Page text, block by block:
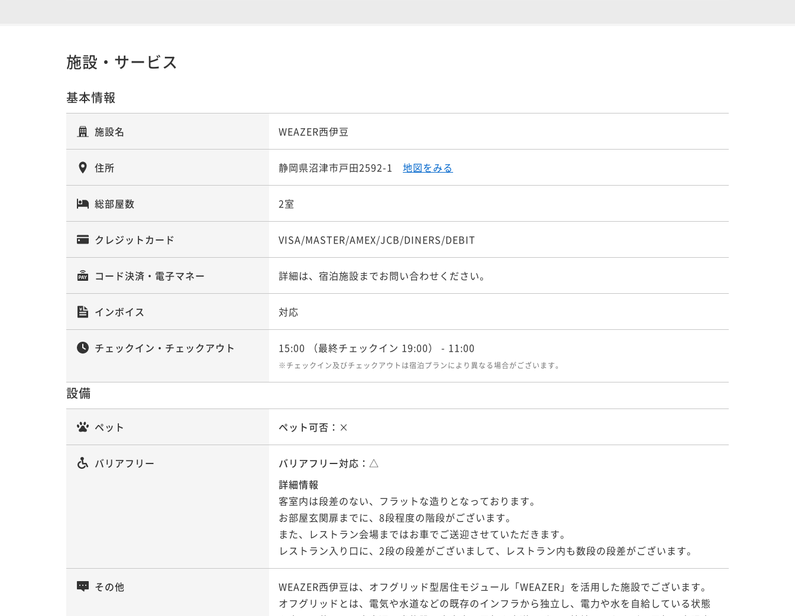
施設・サービス
基本情報
施設名 WEAZER西伊豆
住所 静岡県沼津市戸田2592-1 地図をみる
総部屋数 2室
クレジットカード VISA/MASTER/AMEX/JCB/DINERS/DEBIT
コード決済・電子マネー 詳細は、宿泊施設までお問い合わせください。
インボイス 対応
チェックイン・チェックアウト 15:00 （最終チェックイン 19:00） - 11:00
※チェックイン及びチェックアウトは宿泊プランにより異なる場合がございます。
設備
ペット ペット可否： ×
バリアフリー バリアフリー対応： △
詳細情報
客室内は段差のない、フラットな造りとなっております。
お部屋玄関扉までに、8段程度の階段がございます。
また、レストラン会場まではお車でご送迎させていただきます。
レストラン入り口に、2段の段差がございまして、レストラン内も数段の段差がございます。
その他
WEAZER西伊豆は、オフグリッド型居住モジュール「WEAZER」を活用した施設でございます。
オフグリッドとは、電気や水道などの既存のインフラから独立し、電力や水を自給している状態